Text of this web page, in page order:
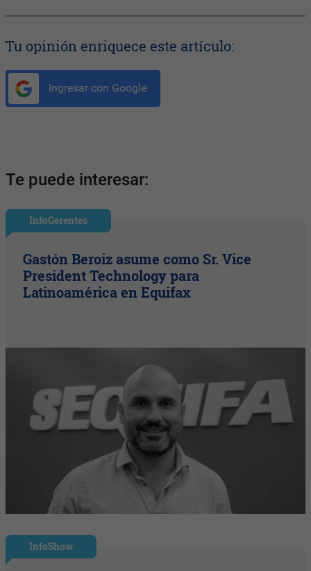
Tu opinión enriquece este artículo:
Ingresar con Google
Te puede interesar:
InfoGerentes
Gastón Beroiz asume como Sr. Vice
President Technology para
Latinoamérica en Equifax
InfoShow